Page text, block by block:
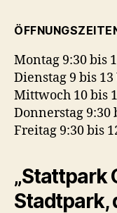
Montag 9:30 bis
Dienstag 9 bis
Mittwoch 10 bis
Donnerstag 9:30
Freitag 9:30 bis
„Stattpark
Stadtpark,